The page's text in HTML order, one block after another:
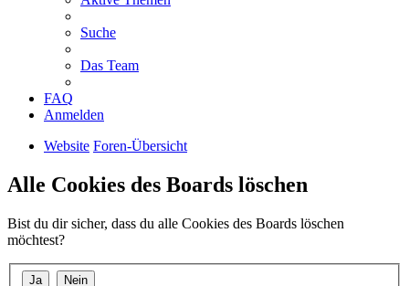
Suche
Das Team
FAQ
Anmelden
Website Foren-Übersicht
Alle Cookies des Boards löschen
Bist du dir sicher, dass du alle Cookies des Boards löschen
möchtest?